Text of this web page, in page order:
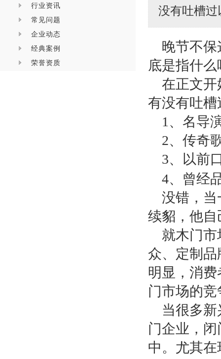
行业资讯
常见问题
企业动态
经典案例
荣誉资质
没有吐槽
晚节不
底是指什么
在正文开
有没有吐
1 、名导
2、传奇
3、以前
4、曾经
没错，当
续貂，他
就木门
众、定制
明显，消
门市场的
当很多
门企业，
中。尤其